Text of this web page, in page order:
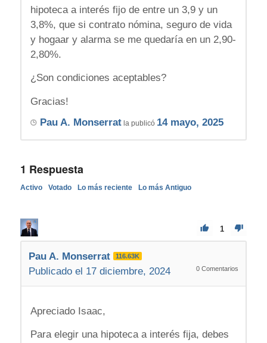
hipoteca a interés fijo de entre un 3,9 y un
3,8%, que si contrato nómina, seguro de vida
y hogaar y alarma se me quedaría en un 2,90-
2,80%.
¿Son condiciones aceptables?
Gracias!
Pau A. Monserratla publicó 14 mayo, 2025
1 Respuesta
Activo Votado Lo más reciente Lo más Antiguo
1
Pau A. Monserrat 116.63K
Publicado el 17 diciembre, 2024 0 Comentarios
Apreciado Isaac,
Para elegir una hipoteca a interés fija, debes